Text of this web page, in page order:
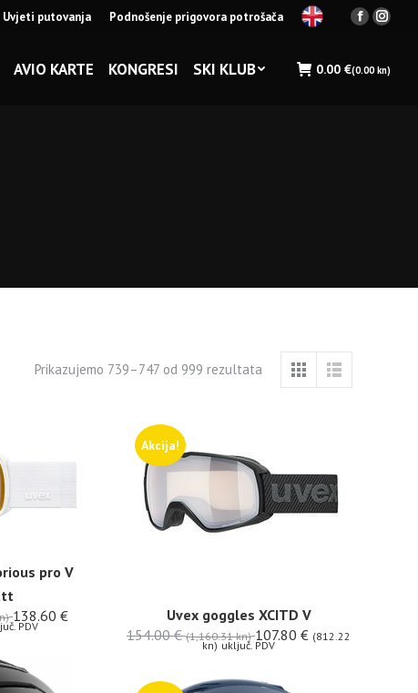
Uvjeti putovanja Podnošenje prigovora potrošača
Facebook
in
in
AVIO KARTE KONGRESI SKI KLUB 0.00 €(0.00 kn)
Prikazujemo 739–747 od 999 rezultata
pro V
138.60 €
PDV
Akcija!
Uvex goggles XCITD V
154.00€ (1,160.31 kn) 107.80 € (812.22
kn) uključ. PDV